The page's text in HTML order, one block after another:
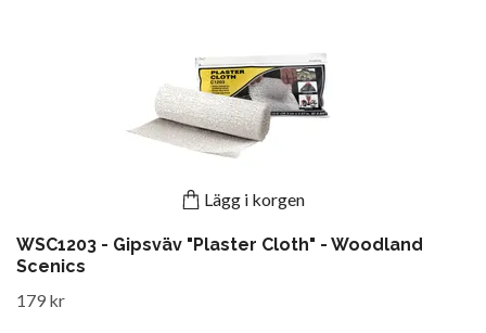
Lägg i korgen
WSC1203 - Gipsväv "Plaster Cloth" - Woodland
Scenics
179 kr